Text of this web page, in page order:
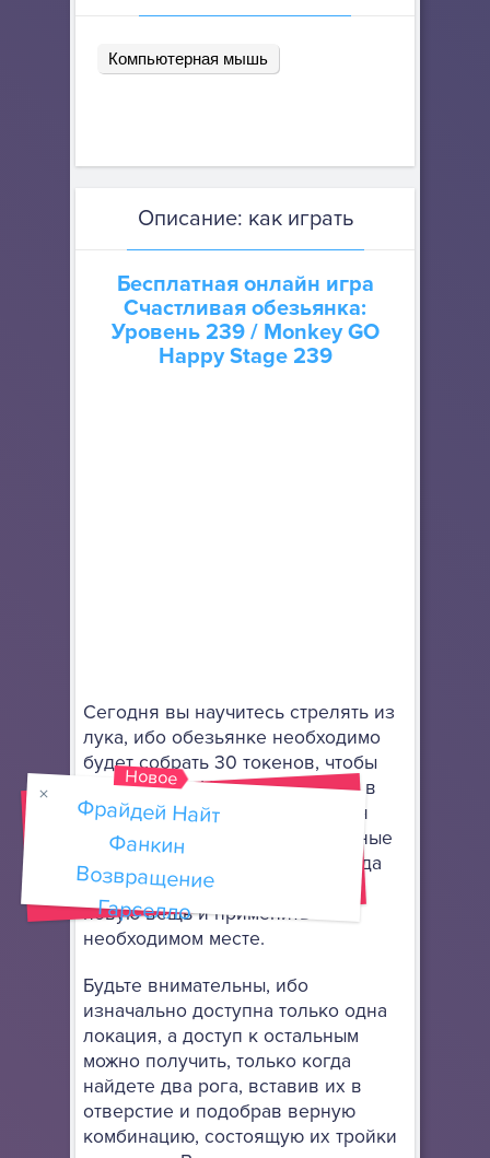
Компьютерная мышь
Описание: как играть
Бесплатная онлайн игра
Счастливая обезьянка:
Уровень 239/ Monkey GO
Happy Stage 239
Сегодня вы научитесь стрелять из
лука, ибо обезьянке необходимо
будет собрать 30 токенов, чтобы
пройти игру. Но суть не только в
этом, ибо кроме этого придется
собиарть себе в рюкзак полезные
предметы, комбинируя их иногда
между собой, чтобы получить
новую вещь и применить ее в
необходимом месте.
Будьте внимательны, ибо
изначально доступна только одна
локация, а доступ к остальным
можно получить, только когда
найдете два рога, вставив их в
отверстие и подобрав верную
комбинацию, состоящую их тройки
Новое
Фрайдей Найт
Фанкин
Возвращение
Гарселло